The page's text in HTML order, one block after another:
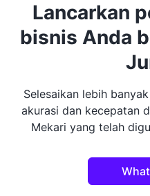
Lancarkan
bisnis Anda
Selesaikan lebih
akurasi dan kecepatan
Mekari yang telah